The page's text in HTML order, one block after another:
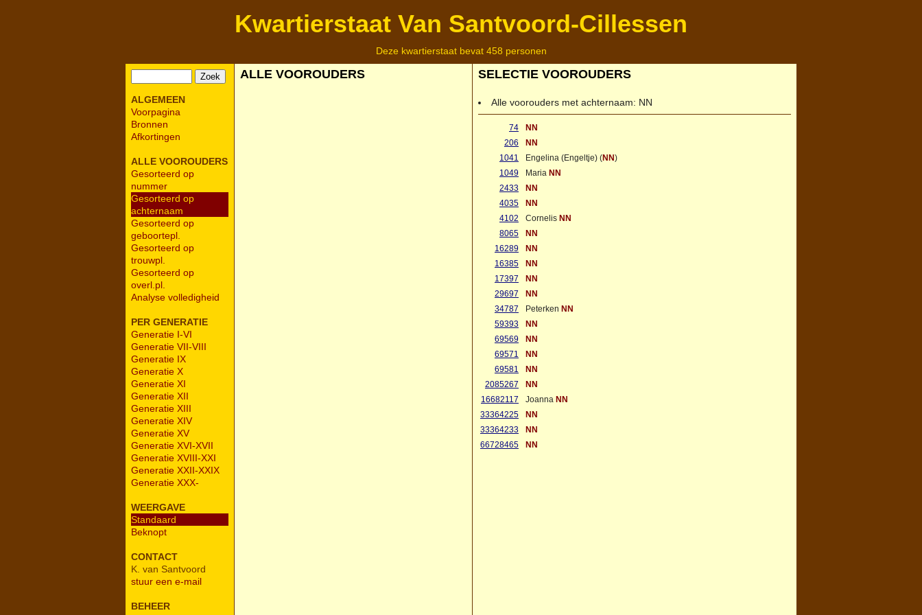
Kwartierstaat Van Santvoord-Cillessen
Deze kwartierstaat bevat 458 personen
ALGEMEEN
Voorpagina
Bronnen
Afkortingen
ALLE VOOROUDERS
Gesorteerd op
nummer
Gesorteerd op
achternaam
Gesorteerd op
geboortepl.
Gesorteerd op
trouwpl.
Gesorteerd op
overl.pl.
Analyse volledigheid
PER GENERATIE
Generatie I-VI
Generatie VII-VIII
Generatie IX
Generatie X
Generatie XI
Generatie XII
Generatie XIII
Generatie XIV
Generatie XV
Generatie XVI-XVII
Generatie XVIII-XXI
Generatie XXII-XXIX
Generatie XXX-
WEERGAVE
Standaard
Beknopt
CONTACT
K. van Santvoord
stuur een e-mail
BEHEER
ALLE VOOROUDERS SELECTIE VOOROUDERS
Alle voorouders met achternaam: NN
74
NN
206
NN
1041
Engelina (Engeltje) (NN)
1049
Maria NN
2433
NN
4035
NN
4102
Cornelis NN
8065
NN
16289
NN
16385
NN
17397
NN
29697
NN
34787
Peterken NN
59393
NN
69569
NN
69571
NN
69581
NN
2085267
NN
16682117
Joanna NN
33364225
NN
33364233
NN
66728465
NN